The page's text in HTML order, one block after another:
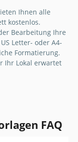
Kunden
Ihnen alle
kostenlos.
Bearbeitung Ihre
Letter- oder A4-
Formatierung.
Ihr Lokal erwartet
FAQ